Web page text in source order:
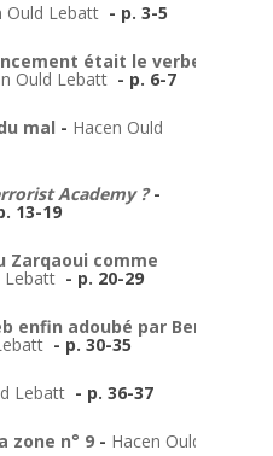
Ould Lebatt - p. 3-5
était le verbe
Ould Lebatt - p. 6-7
mal - Hacen Ould
Academy ? -
13-19
Zarqaoui comme
Lebatt - p. 20-29
enfin adoubé par Ben
- p. 30-35
Lebatt - p. 36-37
zone n° 9 - Hacen Ould